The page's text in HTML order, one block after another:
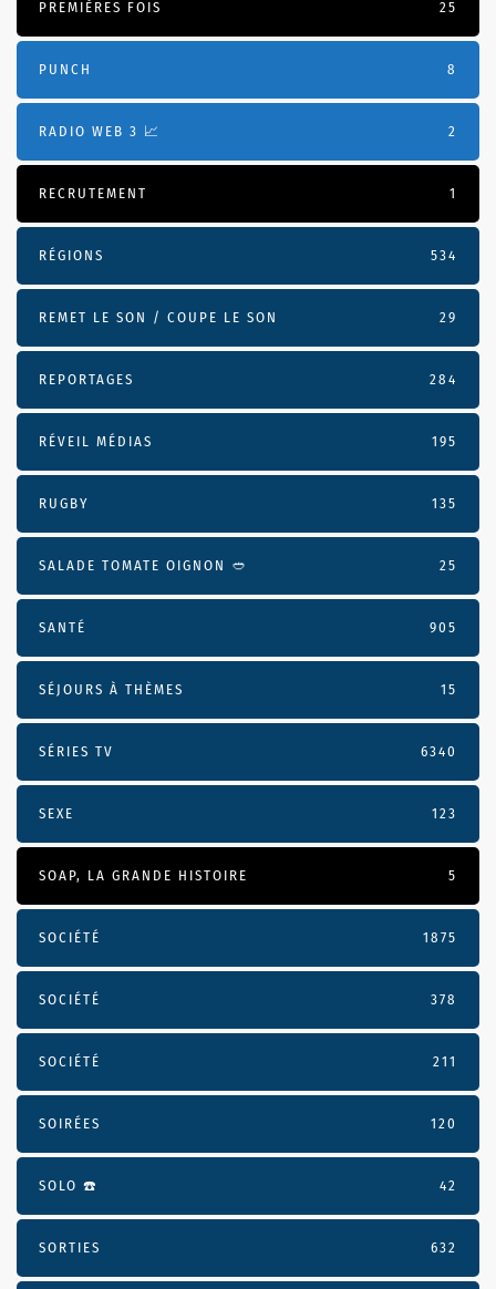
PREMIÈRES FOIS 25
PUNCH 8
RADIO WEB 3 📈 2
RECRUTEMENT 1
RÉGIONS 534
REMET LE SON / COUPE LE SON 29
REPORTAGES 284
RÉVEIL MÉDIAS 195
RUGBY 135
SALADE TOMATE OIGNON 🥙 25
SANTÉ 905
SÉJOURS À THÈMES 15
SÉRIES TV 6340
SEXE 123
SOAP, LA GRANDE HISTOIRE 5
SOCIÉTÉ 1875
SOCIÉTÉ 378
SOCIÉTÉ 211
SOIRÉES 120
SOLO ☎️ 42
SORTIES 632